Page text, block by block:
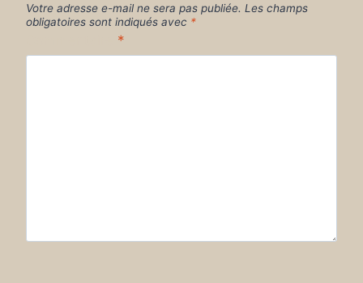
Votre adresse e-mail ne sera pas publiée. Les champs
obligatoires sont indiqués avec *
*